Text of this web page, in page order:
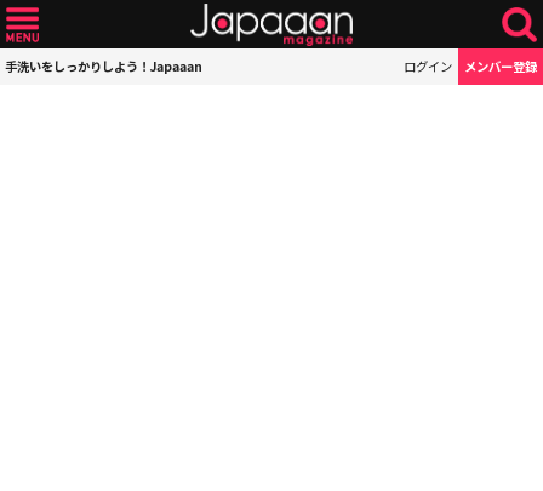
手洗いをしっかりしよう！Japaaan ログイン メンバー登録